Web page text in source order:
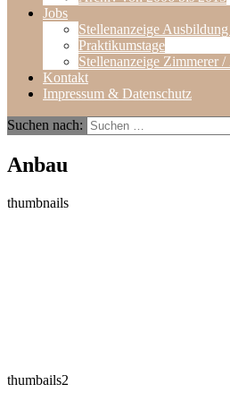
Jobs
Stellenanzeige
Praktikumstage
Stellenanzeige Zimmerer
Kontakt
Impressum & Datenschutz
Suchen nach:
Anbau
thumbnails
thumbails2